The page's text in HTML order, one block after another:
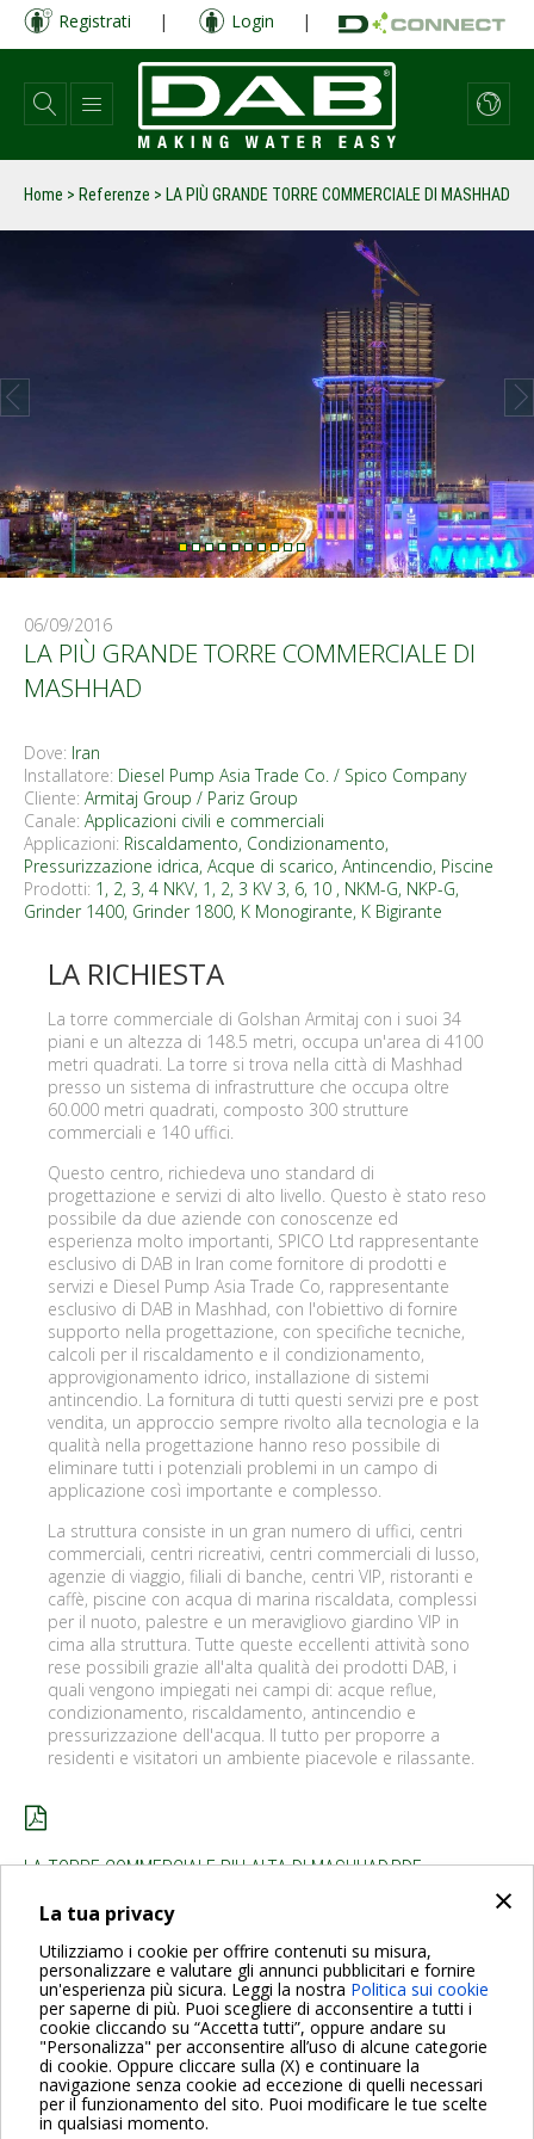
×
La tua privacy
Utilizziamo i cookie per offrire contenuti su misura,
personalizzare e valutare gli annunci pubblicitari e fornire
un'esperienza più sicura. Leggi la nostra Politica sui cookie
per saperne di più. Puoi scegliere di acconsentire a tutti i
cookie cliccando su “Accetta tutti”, oppure andare su
"Personalizza" per acconsentire all’uso di alcune categorie
di cookie. Oppure cliccare sulla (X) e continuare la
navigazione senza cookie ad eccezione di quelli necessari
per il funzionamento del sito. Puoi modificare le tue scelte
in qualsiasi momento.
Salta
contenuto
principale
Registrati | Login |
Home > Referenze > LA PIÙ GRANDE TORRE COMMERCIALE DI MASHHAD
prev next
06/09/2016
LA PIÙ GRANDE TORRE COMMERCIALE DI
MASHHAD
Dove: Iran
Installatore: Diesel Pump Asia Trade Co. / Spico Company
Cliente: Armitaj Group / Pariz Group
Canale: Applicazioni civili e commerciali
Applicazioni: Riscaldamento, Condizionamento,
Pressurizzazione idrica, Acque di scarico, Antincendio, Piscine
Prodotti: 1, 2, 3, 4 NKV, 1, 2, 3 KV 3, 6, 10 , NKM-G, NKP-G,
Grinder 1400, Grinder 1800, K Monogirante, K Bigirante
LA RICHIESTA
La torre commerciale di Golshan Armitaj con i suoi 34
piani e un altezza di 148.5 metri, occupa un'area di 4100
metri quadrati. La torre si trova nella città di Mashhad
presso un sistema di infrastrutture che occupa oltre
60.000 metri quadrati, composto 300 strutture
commerciali e 140 uffici.
Questo centro, richiedeva uno standard di
progettazione e servizi di alto livello. Questo è stato reso
possibile da due aziende con conoscenze ed
esperienza molto importanti, SPICO Ltd rappresentante
esclusivo di DAB in Iran come fornitore di prodotti e
servizi e Diesel Pump Asia Trade Co, rappresentante
esclusivo di DAB in Mashhad, con l'obiettivo di fornire
supporto nella progettazione, con specifiche tecniche,
calcoli per il riscaldamento e il condizionamento,
approvigionamento idrico, installazione di sistemi
antincendio. La fornitura di tutti questi servizi pre e post
vendita, un approccio sempre rivolto alla tecnologia e la
qualità nella progettazione hanno reso possibile di
eliminare tutti i potenziali problemi in un campo di
applicazione così importante e complesso.
La struttura consiste in un gran numero di uffici, centri
commerciali, centri ricreativi, centri commerciali di lusso,
agenzie di viaggio, filiali di banche, centri VIP, ristoranti e
caffè, piscine con acqua di marina riscaldata, complessi
per il nuoto, palestre e un meravigliovo giardino VIP in
cima alla struttura. Tutte queste eccellenti attività sono
rese possibili grazie all'alta qualità dei prodotti DAB, i
quali vengono impiegati nei campi di: acque reflue,
condizionamento, riscaldamento, antincendio e
pressurizzazione dell'acqua. Il tutto per proporre a
residenti e visitatori un ambiente piacevole e rilassante.
LA TORRE COMMERCIALE PIU ALTA DI MASHHAD.PDF
Per maggiori informazioni consulta anche le Domande più
Frequenti
VAI ALLA PAGINA FAQ